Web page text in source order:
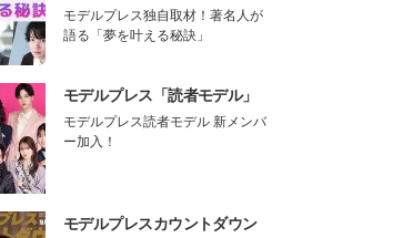
モデルプレス独自取材！著名人が
語る「夢を叶える秘訣」
モデルプレス「読者モデル」
モデルプレス読者モデル 新メンバ
ー加入！
モデルプレスカウントダウン